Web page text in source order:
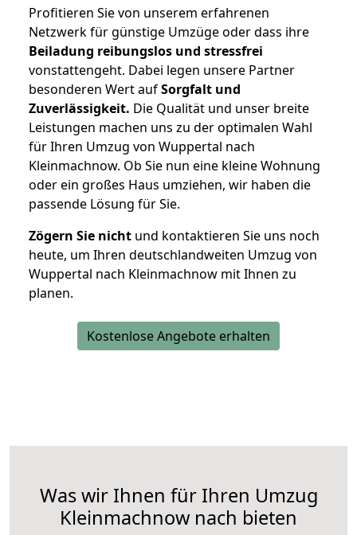
Profitieren Sie von unserem erfahrenen
Netzwerk für günstige Umzüge oder dass ihre
Beiladung reibungslos und stressfrei
vonstattengeht. Dabei legen unsere Partner
besonderen Wert aufSorgfalt und
Zuverlässigkeit. Die Qualität und unser breite
Leistungen machen uns zu der optimalen Wahl
für Ihren Umzug von Wuppertal nach
Kleinmachnow. Ob Sie nun eine kleine Wohnung
oder ein großes Haus umziehen, wir haben die
passende Lösung für Sie.
Zögern Sie nicht und kontaktieren Sie uns noch
heute, um Ihren deutschlandweiten Umzug von
Wuppertal nach Kleinmachnow mit Ihnen zu
planen.
Kostenlose Angebote erhalten
Was wir Ihnen für Ihren Umzug
Kleinmachnow nach bieten